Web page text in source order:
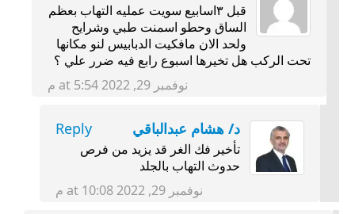
قبل ٣اسابيع سويت عمليه التهاب بعظم
الساق وحطو اسمنت طبي وشرايح
ولحد الان مافكيت الدبابيس لنو مكانها
تحت الركب هل تخيرها اسبوع رابع فيه ضرر علي ؟
نوفمبر 29, 2022 at 5:54 م
د/ هشام عبدالباقي Reply
تأخير فك الغر قد يزيد من فرص
حدوث التهاب بالجلد
نوفمبر 29, 2022 at 10:08 م